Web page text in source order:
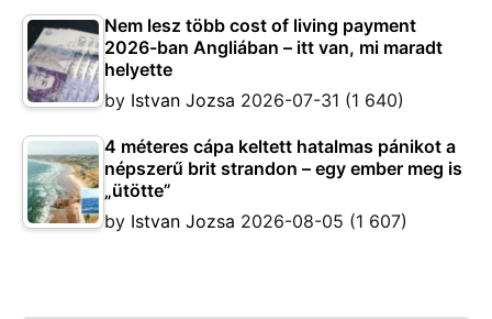
Nem lesz több cost of living payment
2026-ban Angliában – itt van, mi maradt
helyette
by Istvan Jozsa 2026-07-31 (1 640)
4 méteres cápa keltett hatalmas pánikot a
népszerű brit strandon – egy ember meg is
„ütötte”
by Istvan Jozsa 2026-08-05 (1 607)